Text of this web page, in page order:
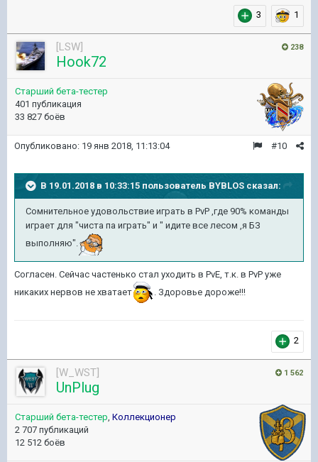
3 1
238
[LSW]
Hook72
Старший бета-тестер
401 публикация
33 827 боёв
#10
Опубликовано: 19 янв 2018, 11:13:04
В 19.01.2018 в 10:33:15 пользователь BYBLOS сказал:
Сомнительное удовольствие играть в PvP ,где 90% команды
играет для "чиста па играть" и " идите все лесом ,я БЗ
выполняю".
Согласен. Сейчас частенько стал уходить в PvE, т.к. в PvP уже
никаких нервов не хватает
. Здоровье дороже!!!
2
1 562
[W_WST]
UnPlug
Старший бета-тестер Коллекционер
2 707 публикаций
12 512 боёв